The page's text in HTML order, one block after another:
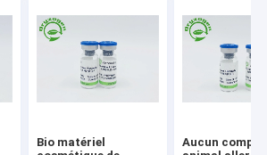
Bio matériel
Aucun